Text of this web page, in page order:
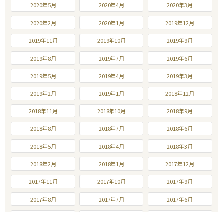
2020年5月 2020年4月 2020年3月
2020年2月 2020年1月 2019年12月
2019年11月 2019年10月 2019年9月
2019年8月 2019年7月 2019年6月
2019年5月 2019年4月 2019年3月
2019年2月 2019年1月 2018年12月
2018年11月 2018年10月 2018年9月
2018年8月 2018年7月 2018年6月
2018年5月 2018年4月 2018年3月
2018年2月 2018年1月 2017年12月
2017年11月 2017年10月 2017年9月
2017年8月 2017年7月 2017年6月